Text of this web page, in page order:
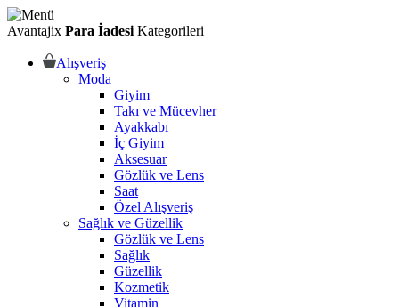
Avantajix Para İadesi Kategorileri
Alışveriş
Moda
Giyim
Takı ve Mücevher
Ayakkabı
İç Giyim
Aksesuar
Gözlük ve Lens
Saat
Özel Alışveriş
Sağlık ve Güzellik
Gözlük ve Lens
Sağlık
Güzellik
Kozmetik
Vitamin